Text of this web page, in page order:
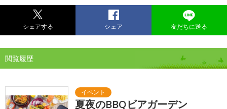
シェアする シェア 友だちに送る
閲覧履歴
夏夜のBBQビアガーデン